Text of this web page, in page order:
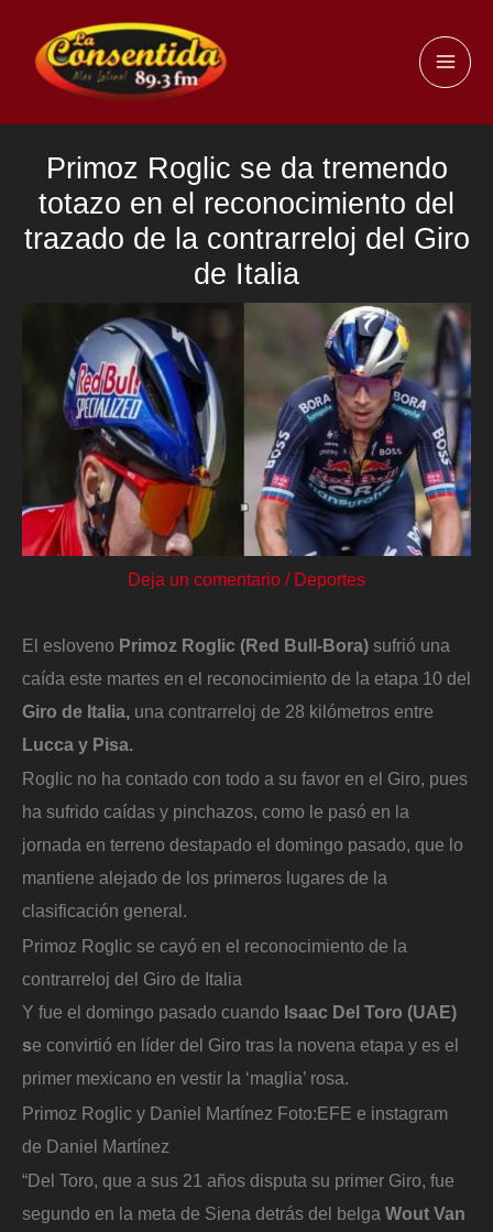
contenido
Primoz Roglic se da tremendo
totazo en el reconocimiento del
trazado de la contrarreloj del Giro
de Italia
Deja un comentario / Deportes
El esloveno Primoz Roglic (Red Bull-Bora) sufrió una
caída este martes en el reconocimiento de la etapa 10 del
Giro de Italia, una contrarreloj de 28 kilómetros entre
Lucca y Pisa.
Roglic no ha contado con todo a su favor en el Giro, pues
ha sufrido caídas y pinchazos, como le pasó en la
jornada en terreno destapado el domingo pasado, que lo
mantiene alejado de los primeros lugares de la
clasificación general.
Primoz Roglic se cayó en el reconocimiento de la
contrarreloj del Giro de Italia
Y fue el domingo pasado cuando Isaac Del Toro (UAE)
se convirtió en líder del Giro tras la novena etapa y es el
primer mexicano en vestir la ‘maglia’ rosa.
Primoz Roglic y Daniel Martínez Foto:EFE e instagram
de Daniel Martínez
“Del Toro, que a sus 21 años disputa su primer Giro, fue
segundo en la meta de Siena detrás del belga Wout Van